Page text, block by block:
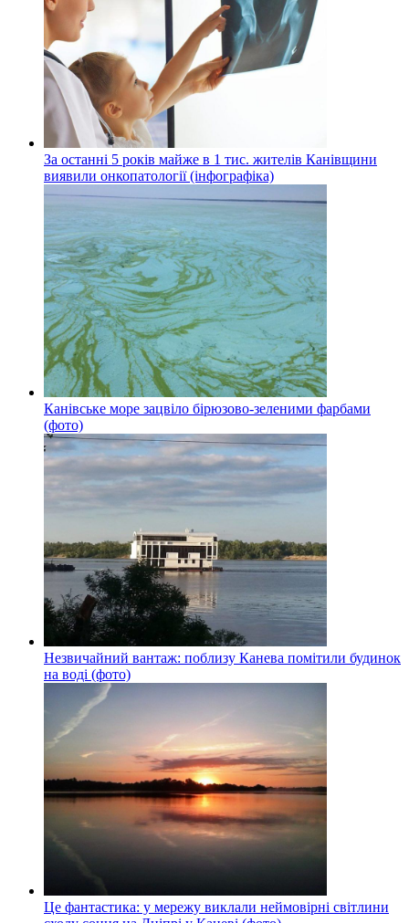
За останні 5 років майже в 1 тис. жителів Канівщини
виявили онкопатології (інфографіка)
Канівське море зацвіло бірюзово-зеленими фарбами
(фото)
Незвичайний вантаж: поблизу Канева помітили будинок
на воді (фото)
Це фантастика: у мережу виклали неймовірні світлини